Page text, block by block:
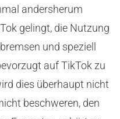
andersherum
gelingt, die Nutzung
und speziell
auf TikTok zu
dies überhaupt nicht
beschweren, den